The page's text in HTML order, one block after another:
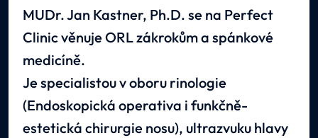
MUDr. Jan Kastner, Ph.D. se na Perfect
Clinic věnuje ORL zákrokům a spánkové
medicíně.
Je specialistou v oboru rinologie
(Endoskopická operativa i funkčně-
estetická chirurgie nosu), ultrazvuku hlavy